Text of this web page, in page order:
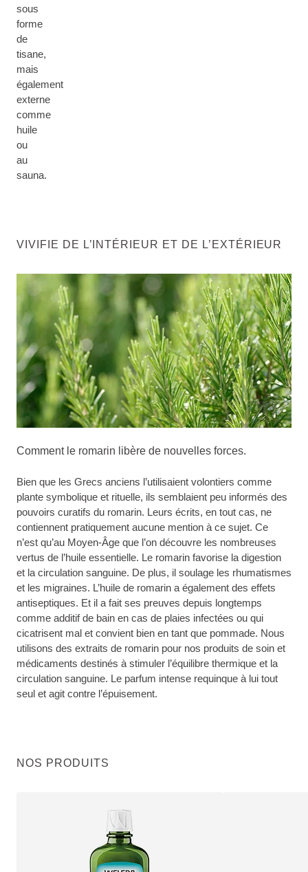
sous
forme
de
tisane,
mais
également
externe
comme
huile
ou
au
sauna.
VIVIFIE DE L’INTÉRIEUR ET DE L’EXTÉRIEUR
Comment le romarin libère de nouvelles forces.
Bien que les Grecs anciens l’utilisaient volontiers comme
plante symbolique et rituelle, ils semblaient peu informés des
pouvoirs curatifs du romarin. Leurs écrits, en tout cas, ne
contiennent pratiquement aucune mention à ce sujet. Ce
n’est qu’au Moyen-Âge que l’on découvre les nombreuses
vertus de l’huile essentielle. Le romarin favorise la digestion
et la circulation sanguine. De plus, il soulage les rhumatismes
et les migraines. L’huile de romarin a également des effets
antiseptiques. Et il a fait ses preuves depuis longtemps
comme additif de bain en cas de plaies infectées ou qui
cicatrisent mal et convient bien en tant que pommade. Nous
utilisons des extraits de romarin pour nos produits de soin et
médicaments destinés à stimuler l’équilibre thermique et la
circulation sanguine. Le parfum intense requinque à lui tout
seul et agit contre l’épuisement.
NOS PRODUITS